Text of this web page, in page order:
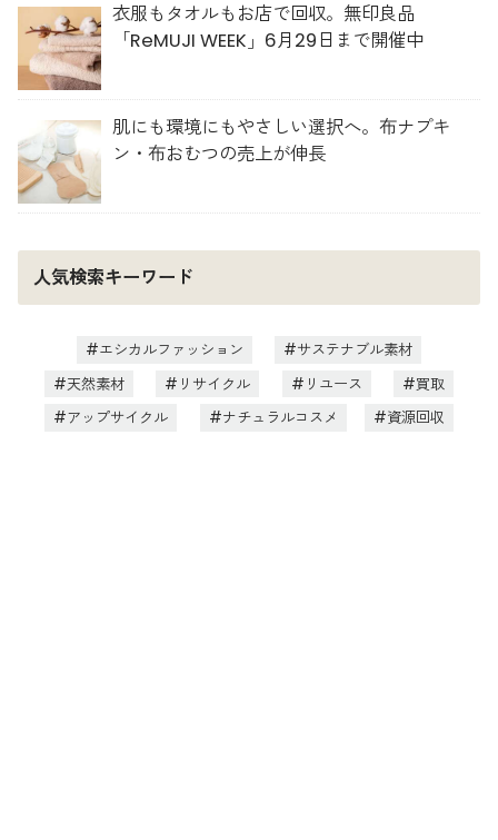
衣服もタオルもお店で回収。無印良品
「ReMUJI WEEK」6月29日まで開催中
肌にも環境にもやさしい選択へ。布ナプキ
ン・布おむつの売上が伸長
人気検索キーワード
エシカルファッション
サステナブル素材
天然素材
リサイクル リユース
買取
アップサイクル
ナチュラルコスメ 資源回収